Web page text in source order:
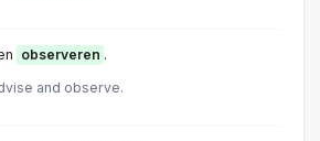
observeren .
and observe.